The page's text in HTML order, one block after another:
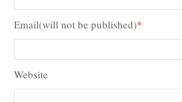
Email(will not be published)*
Website